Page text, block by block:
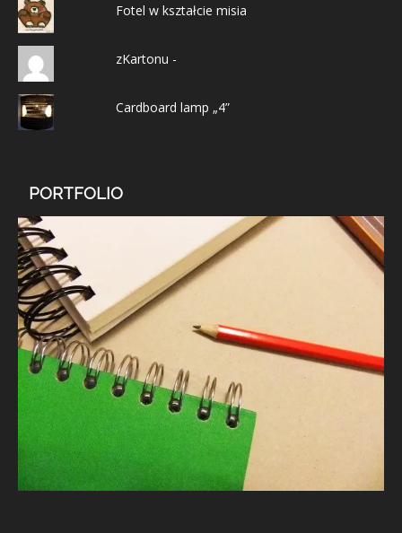
Fotel w kształcie misia
zKartonu -
Cardboard lamp „4”
PORTFOLIO